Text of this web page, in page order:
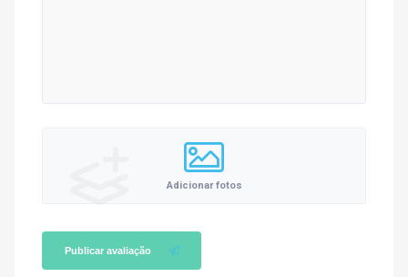
Adicionar fotos
Publicar avaliação